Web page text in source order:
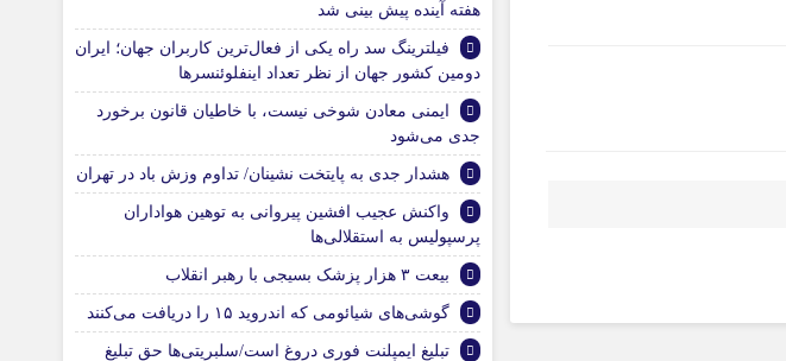
هفته آینده پیش بینی شد
فیلترینگ سد راه یکی از فعال‌ترین کاربران جهان؛ ایران
دومین کشور جهان از نظر تعداد اینفلوئنسرها
ایمنی معادن شوخی نیست، با خاطیان قانون برخورد
جدی می‌شود
هشدار جدی به پایتخت نشینان/ تداوم وزش باد در تهران
واکنش عجیب افشین پیروانی به توهین هواداران
پرسپولیس به استقلالی‌ها
بیعت ۳ هزار پزشک بسیجی با رهبر انقلاب
گوشی‌های شیائومی که اندروید ۱۵ را دریافت می‌کنند
تبلیغ ایمپلنت فوری دروغ است/سلبریتی‌ها حق تبلیغ